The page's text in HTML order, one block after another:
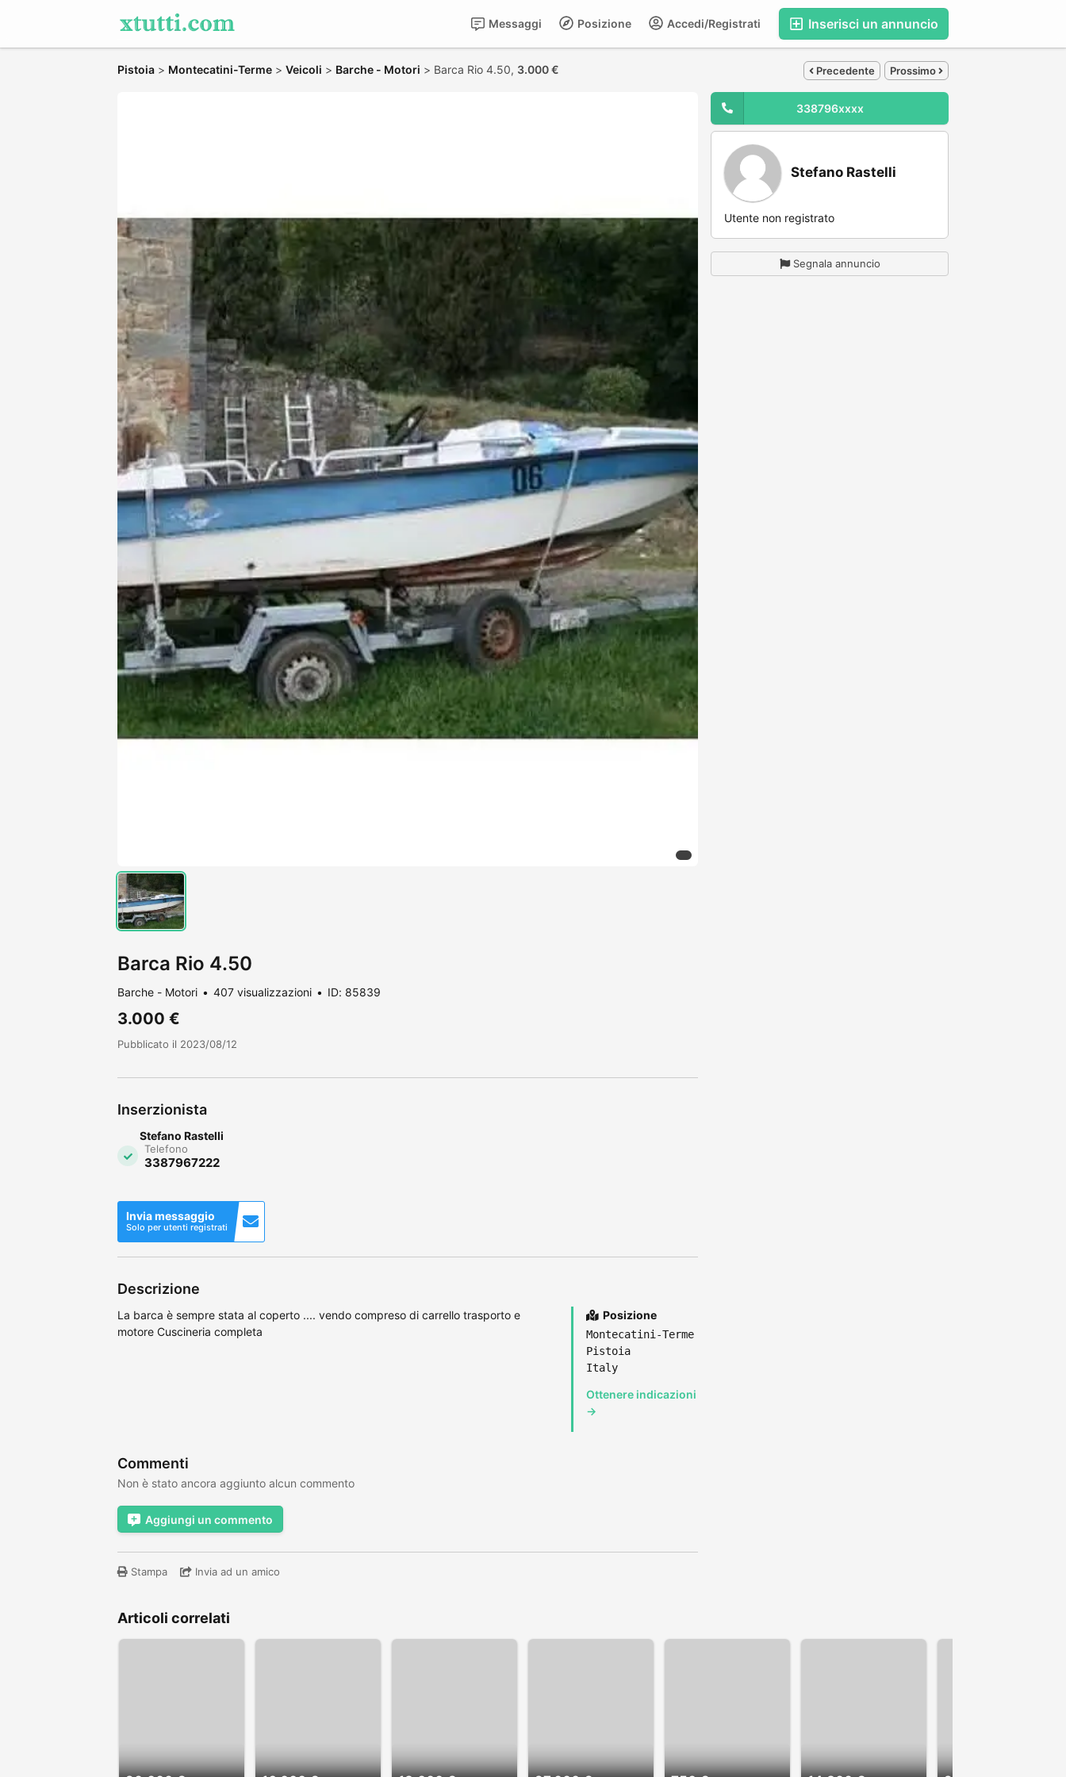
Inserisci un annuncio
Accedi/Registrati
Posizione
Messaggi
Pistoia > Montecatini-Terme > Veicoli > Barche - Motori > Barca Rio 4.50, 3.000 € Precedente Prossimo
Barca Rio 4.50
Barche - Motori 407 visualizzazioni ID: 85839
3.000 €
Pubblicato il 2023/08/12
Inserzionista
Stefano Rastelli
Telefono
3387967222
Invia messaggio
Solo per utenti registrati
Descrizione
La barca è sempre stata al coperto .... vendo compreso di carrello trasporto e
motore Cuscineria completa
Posizione
Montecatini-Terme
Pistoia
Italy
Ottenere indicazioni
→
Commenti
Non è stato ancora aggiunto alcun commento
Aggiungi un commento
Stampa Invia ad un amico
338796xxxx
Stefano Rastelli
Utente non registrato
Segnala annuncio
Articoli correlati